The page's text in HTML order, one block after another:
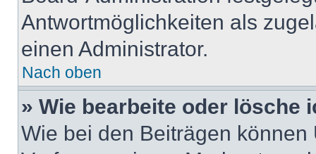
Antwortmöglichkeiten als
einen Administrator.
Nach oben
» Wie bearbeite oder lösche
Wie bei den Beiträgen